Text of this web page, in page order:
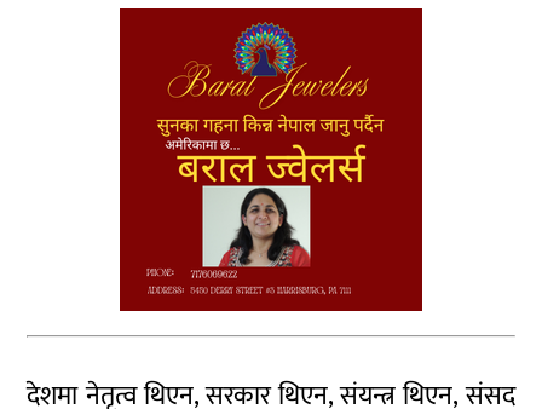
देशमा नेतृत्व थिएन, सरकार थिएन, संयन्त्र थिएन, संसद